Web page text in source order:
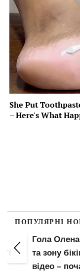
ПОПУЛЯРНІ
Гола
та зону
відео –